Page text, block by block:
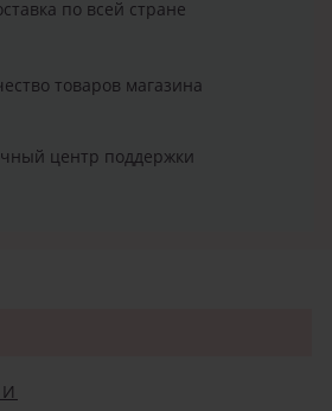
по всей стране
товаров магазина
центр поддержки